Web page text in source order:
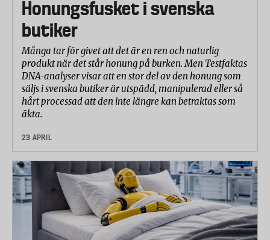
Honungsfusket i svenska
butiker
Många tar för givet att det är en ren och naturlig
produkt när det står honung på burken. Men Testfaktas
DNA-analyser visar att en stor del av den honung som
säljs i svenska butiker är utspädd, manipulerad eller så
hårt processad att den inte längre kan betraktas som
äkta.
23 APRIL